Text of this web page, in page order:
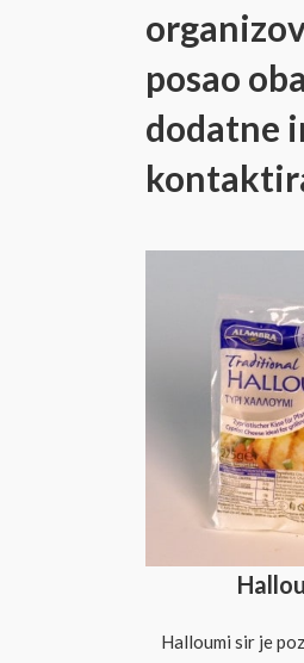
posao
dodatne
Halloumi sir je